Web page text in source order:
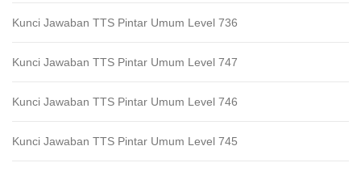
Kunci Jawaban TTS Pintar Umum Level 736
Kunci Jawaban TTS Pintar Umum Level 747
Kunci Jawaban TTS Pintar Umum Level 746
Kunci Jawaban TTS Pintar Umum Level 745